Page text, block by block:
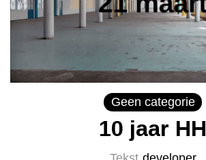
Geen categorie
10 jaar HH